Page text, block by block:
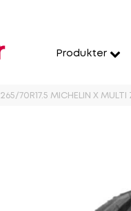
Produkter
265/70R17.5 MICHELIN X